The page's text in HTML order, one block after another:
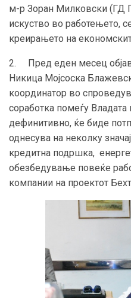
м-р Зоран Милковски (ГД
искуство во работењето,
креирањето на
2. Пред еден месец
Никица Мојсоска
координатор во
соработка помеѓу Владата
дефинитивно, ќе биде
однесува на неколку
кредитна подршка,
обезбедување повеќе
компании на проектот